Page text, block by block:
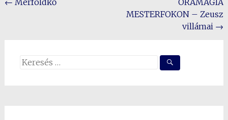
Post
MESTERFOKON – Zeusz
villámai →
Search